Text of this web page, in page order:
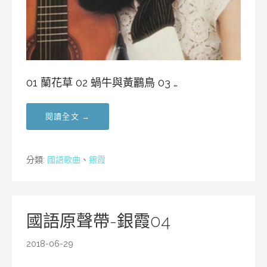
01 蘭花草 02 蝸牛與黃鸝鳥 03 …
閱讀全文 →
分類: 國語歌曲 、 銀霞
國語原聲帶-銀霞04
2018-06-29